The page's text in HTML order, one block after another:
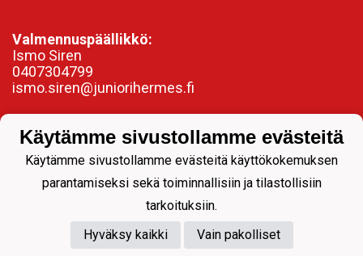
Valmennuspäällikkö:
Ismo Siren
0407304799
ismo.siren@juniorihermes.fi
Powered by
Käytämme sivustollamme evästeitä
Käytämme sivustollamme evästeitä käyttökokemuksen
parantamiseksi sekä toiminnallisiin ja tilastollisiin
tarkoituksiin.
Hyväksy kaikki
Vain pakolliset